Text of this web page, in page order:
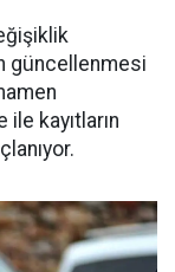
güncellenmesi
kayıtların